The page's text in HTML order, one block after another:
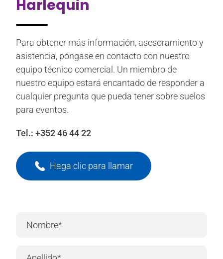
Harlequin
Para obtener más información, asesoramiento y
asistencia, póngase en contacto con nuestro
equipo técnico comercial. Un miembro de
nuestro equipo estará encantado de responder a
cualquier pregunta que pueda tener sobre suelos
para eventos.
Tel.: +352 46 44 22
Haga clic para llamar